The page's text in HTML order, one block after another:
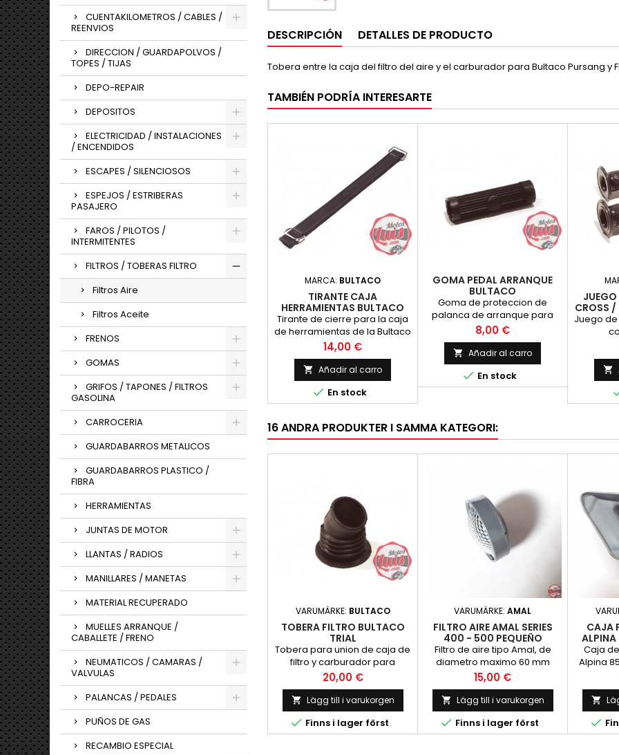
CUENTAKILOMETROS / CABLES /
REENVIOS
DIRECCION / GUARDAPOLVOS /
TOPES / TIJAS
DEPO-REPAIR
DEPOSITOS
ELECTRICIDAD / INSTALACIONES
/ ENCENDIDOS
ESCAPES / SILENCIOSOS
ESPEJOS / ESTRIBERAS
PASAJERO
FAROS / PILOTOS /
INTERMITENTES
FILTROS / TOBERAS FILTRO
Filtros Aire
Filtros Aceite
FRENOS
GOMAS
GRIFOS / TAPONES / FILTROS
GASOLINA
CARROCERIA
GUARDABARROS METALICOS
GUARDABARROS PLASTICO /
FIBRA
HERRAMIENTAS
JUNTAS DE MOTOR
LLANTAS / RADIOS
MANILLARES / MANETAS
MATERIAL RECUPERADO
MUELLES ARRANQUE /
CABALLETE / FRENO
NEUMATICOS / CAMARAS /
VALVULAS
PALANCAS / PEDALES
PUÑOS DE GAS
RECAMBIO ESPECIAL
DESCRIPCIÓN DETALLES DE PRODUCTO
Tobera entre la caja del filtro del aire y el carburador para Bultaco Pursang y
TAMBIÉN PODRÍA INTERESARTE
MARCA: BULTACO
TIRANTE CAJA
HERRAMIENTAS BULTACO
FRONTERA
Tirante de cierre para la caja
de herramientas de la Bultaco
Frontera. Precio por unidad,
con ana
Precio
14,00 €
 Añadir al carro
 En stock
GOMA PEDAL ARRANQUE
BULTACO
Goma de proteccion de
palanca de arranque para
bultaco. Con logotipo de la
marca. Valida para tod
Precio
8,00 €
 Añadir al carro
 En stock
CROSS /
Juego

16 ANDRA PRODUKTER I SAMMA KATEGORI:
VARUMÄRKE: BULTACO
TOBERA FILTRO BULTACO
TRIAL
Tobera para union de caja de
filtro y carburador para
bultaco en forma de codo y
con fuelle, para
Pris
20,00 €
 Lägg till i varukorgen
 Finns i lager först
VARUMÄRKE: AMAL
FILTRO AIRE AMAL SERIES
400 - 500 PEQUEÑO
Filtro de aire tipo Amal, de
diametro maximo 60 mm
aproximadamente con rosca
de diametro 31 mm y paso fino
para carburadores Amal de la
serie 400 y 500
Pris
15,00 €
 Lägg till i varukorgen
 Finns i lager först
CAJA
Caja
Alpina

